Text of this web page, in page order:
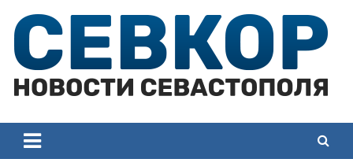
content
Севастополя
Севастополя